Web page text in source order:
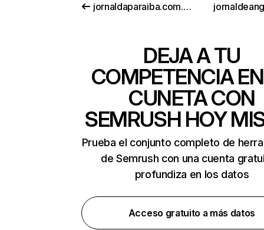
jornaldaparaiba.com.br
DEJA A TU
COMPETENCIA
CUNETA CON
SEMRUSH HOY
Prueba el conjunto completo de
de Semrush con una cuenta
profundiza en los datos
Acceso gratuito a más datos